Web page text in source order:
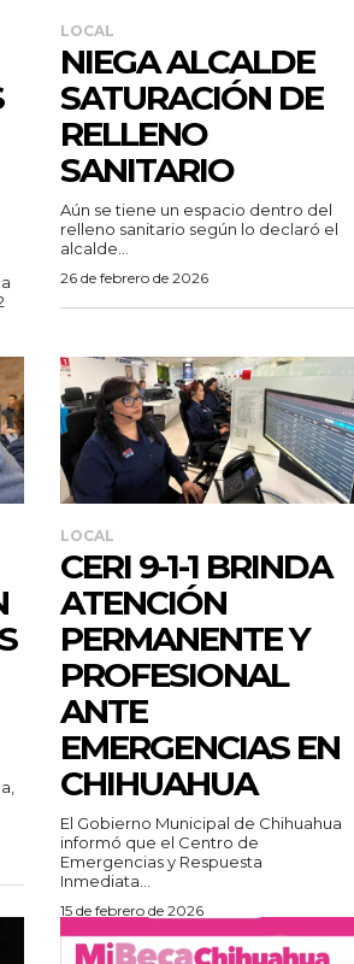
LOCAL
NIEGA ALCALDE
SATURACIÓN DE
RELLENO
SANITARIO
Aún se tiene un espacio dentro del
relleno sanitario según lo declaró el
alcalde...
26 de febrero de 2026
LOCAL
CERI 9-1-1 BRINDA
ATENCIÓN
PERMANENTE Y
PROFESIONAL
ANTE
EMERGENCIAS EN
CHIHUAHUA
El Gobierno Municipal de Chihuahua
informó que el Centro de
Emergencias y Respuesta
Inmediata...
15 de febrero de 2026